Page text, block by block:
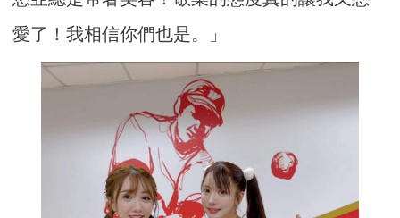
愛了！我相信你們也是。」